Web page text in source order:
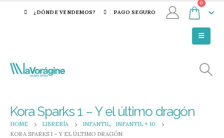
¿DÓNDE VENDEMOS? PAGO SEGURO
0
Kora Sparks 1 – Y el último dragón
HOME LIBRERÍA INFANTIL,
INFANTIL + 10
KORA SPARKS 1 – Y EL ÚLTIMO DRAGÓN